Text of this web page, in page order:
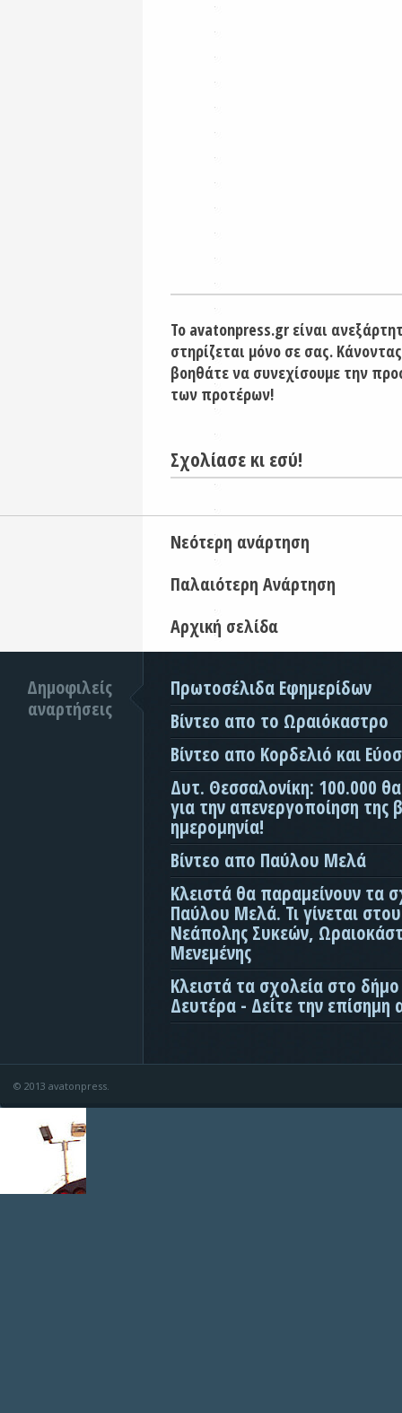
Το avatonpress.gr είναι
στηρίζεται μόνο σε σας.
βοηθάτε να συνεχίσουμε την
των προτέρων!
Σχολίασε κι εσύ!
Νεότερη ανάρτηση
Παλαιότερη Ανάρτηση
Αρχική σελίδα
Δημοφιλείς
αναρτήσεις
Πρωτοσέλιδα Εφημερίδων
Βίντεο απο το Ωραιόκαστρο
Βίντεο απο Κορδελιό και
Δυτ. Θεσσαλονίκη: 100.000
για την απενεργοποίηση της
ημερομηνία!
Βίντεο απο Παύλου Μελά
Κλειστά θα παραμείνουν τα
Παύλου Μελά. Τι γίνεται
Νεάπολης Συκεών,
Μενεμένης
Κλειστά τα σχολεία στο
Δευτέρα - Δείτε την επίσημη
© 2013 avatonpress.